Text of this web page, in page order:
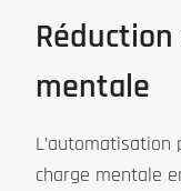
mentale
charge mentale